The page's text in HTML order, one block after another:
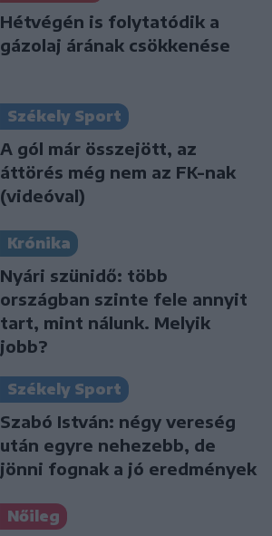
Hétvégén is folytatódik a
gázolaj árának csökkenése
Székely Sport
A gól már összejött, az
áttörés még nem az FK-nak
(videóval)
Krónika
Nyári szünidő: több
országban szinte fele annyit
tart, mint nálunk. Melyik
jobb?
Székely Sport
Szabó István: négy vereség
után egyre nehezebb, de
jönni fognak a jó eredmények
Nőileg